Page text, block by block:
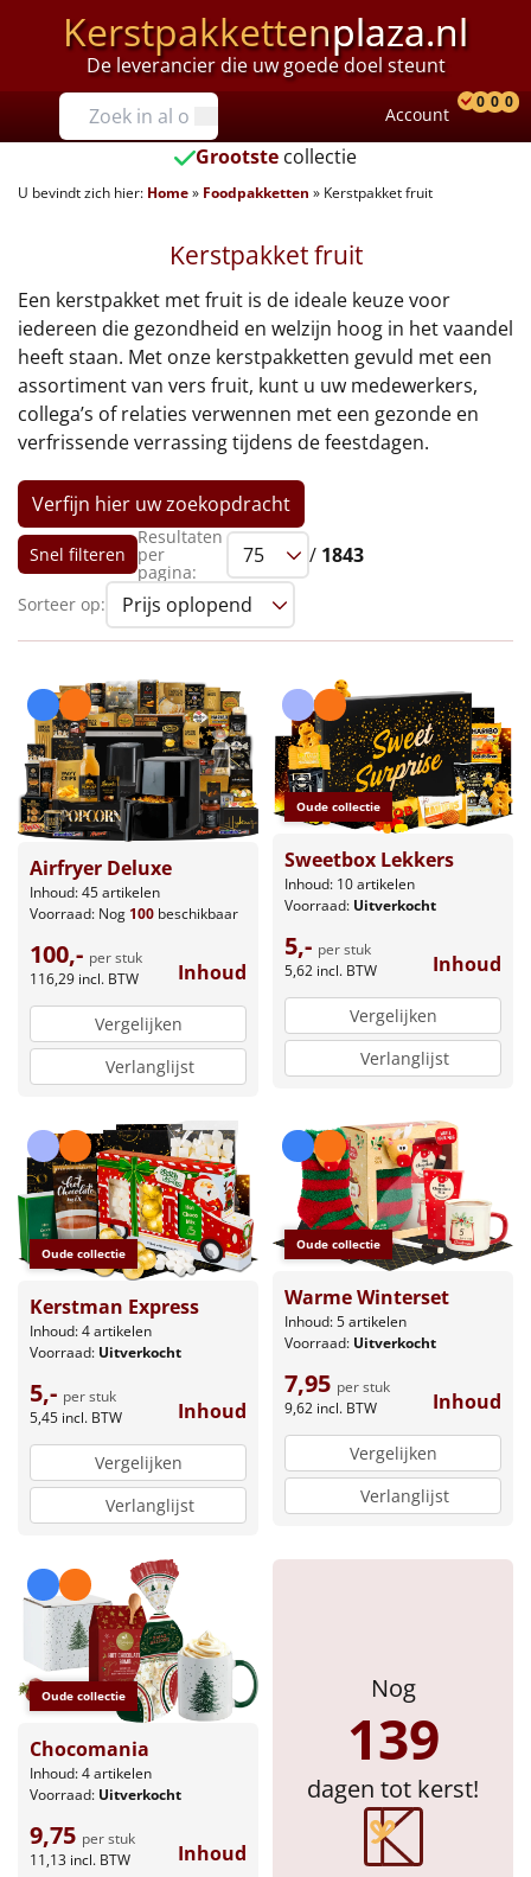
Kerstpakkettenplaza.nl
De leverancier die uw goede doel steunt
Prijzen
Tot €25
€25 tot €35
€40 tot €45
€45 tot €50
€50 tot €55
€55 tot €75
€75 tot €100
€100 en hoger
Thema
Origineel
Rituals
Luxe
Vrouwen
Duurzaam
Goedkope
Uniek
Alle thema's
Artikel
Pizzarette
Tas
Borrelplank
Warmtekussen
NIEUW
Slowcooker POPULAIR
Noodradio NIEUW
Deken (fleece plaid)
Account
0 0 0
Grootste collectie
U bevindt zich hier: Home» Foodpakketten » Kerstpakket fruit
Kerstpakket fruit
Een kerstpakket met fruit is de ideale keuze voor
iedereen die gezondheid en welzijn hoog in het vaandel
heeft staan. Met onze kerstpakketten gevuld met een
assortiment van vers fruit, kunt u uw medewerkers,
collega’s of relaties verwennen met een gezonde en
verfrissende verrassing tijdens de feestdagen.
Verfijn hier uw zoekopdracht
Snel filteren
Resultaten
per
pagina:
/ 1843
Sorteer op:
Airfryer Deluxe
Inhoud: 45 artikelen
Voorraad: Nog 100 beschikbaar
100,- per stuk
116,29 incl. BTW Inhoud
Vergelijken
Verlanglijst
Oude collectie
Sweetbox Lekkers
Inhoud: 10 artikelen
Voorraad: Uitverkocht
5,- per stuk
5,62 incl. BTW Inhoud
Vergelijken
Verlanglijst
Oude collectie
Kerstman Express
Inhoud: 4 artikelen
Voorraad: Uitverkocht
5,- per stuk
5,45 incl. BTW Inhoud
Vergelijken
Verlanglijst
Oude collectie
Warme Winterset
Inhoud: 5 artikelen
Voorraad: Uitverkocht
7,95 per stuk
9,62 incl. BTW Inhoud
Vergelijken
Verlanglijst
Oude collectie
Chocomania
Inhoud: 4 artikelen
Voorraad: Uitverkocht
9,75 per stuk
11,13 incl. BTW Inhoud
Nog
139
dagen tot kerst!